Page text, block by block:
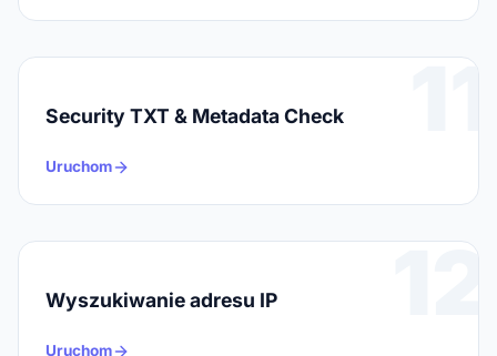
11
Security TXT & Metadata Check
Uruchom
12
Wyszukiwanie adresu IP
Uruchom